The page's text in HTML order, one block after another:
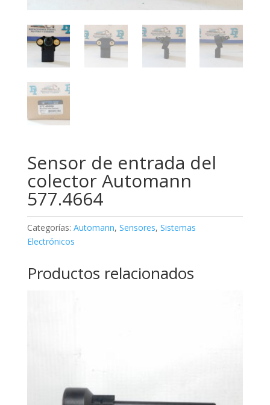
Sensor de entrada del
colector Automann
577.4664
Categorías: Automann, Sensores, Sistemas
Electrónicos
Productos relacionados